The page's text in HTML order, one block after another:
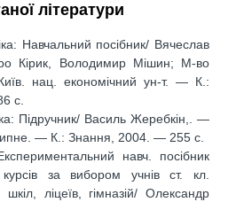
літератури
Навчальний посібник/ Вячеслав
Кірик, Володимир Мішин; М-во
нац. економічний ун-т. — К.:
с.
Підручник/ Василь Жеребкін,. —
— К.: Знання, 2004. — 255 с.
навч. посібник
за вибором учнів ст. кл.
шкіл, ліцеїв, гімназій/ Олександр